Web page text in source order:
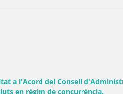
a l'Acord del Consell
en règim de concurrència.